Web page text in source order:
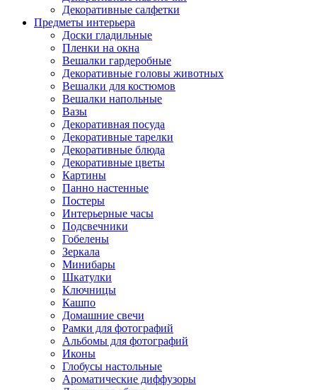
Декоративные салфетки
Предметы интерьера
Доски гладильные
Пленки на окна
Вешалки гардеробные
Декоративные головы животных
Вешалки для костюмов
Вешалки напольные
Вазы
Декоративная посуда
Декоративные тарелки
Декоративные блюда
Декоративные цветы
Картины
Панно настенные
Постеры
Интерьерные часы
Подсвечники
Гобелены
Зеркала
Минибары
Шкатулки
Ключницы
Кашпо
Домашние свечи
Рамки для фотографий
Альбомы для фотографий
Иконы
Глобусы настольные
Ароматические диффузоры